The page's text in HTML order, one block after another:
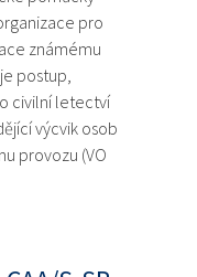
pro
známému
postup,
civilní letectví
výcvik osob
provozu (VO